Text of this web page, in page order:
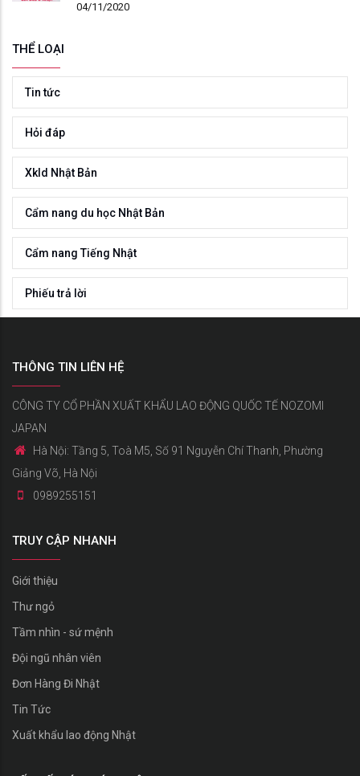
04/11/2020
THỂ LOẠI
Tin tức
Hỏi đáp
Xkld Nhật Bản
Cẩm nang du học Nhật Bản
Cẩm nang Tiếng Nhật
Phiếu trả lời
THÔNG TIN LIÊN HỆ
CÔNG TY CỔ PHẦN XUẤT KHẨU LAO ĐỘNG QUỐC TẾ NOZOMI
JAPAN
Hà Nội: Tầng 5, Toà M5, Số 91 Nguyễn Chí Thanh, Phường
Giảng Võ, Hà Nội
0989255151
TRUY CẬP NHANH
Giới thiệu
Thư ngỏ
Tầm nhìn - sứ mệnh
Đội ngũ nhân viên
Đơn Hàng Đi Nhật
Tin Tức
Xuất khẩu lao động Nhật